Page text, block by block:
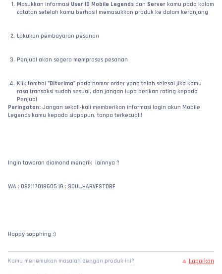
Masukkan informasi User ID Mobile Legends dan Server kamu pada kolom
catatan setelah kamu berhasil memasukkan produk ke dalam keranjang
Lakukan pembayaran pesanan
Penjual akan segera memproses pesanan
Klik tombol "Diterima" pada nomor order yang telah selesai jika kamu
rasa transaksi sudah sesuai, dan jangan lupa berikan rating kepada
Penjual
Peringatan: Jangan sekali-kali memberikan informasi login akun Mobile
Legends kamu kepada siapapun, tanpa terkecuali!
Ingin tawaran diamond menarik  lainnya ?
WA : 082117018605 IG : SOUL.HARVESTORE
Happy sopphing :)
Kamu menemukan masalah dengan produk ini? Laporkan